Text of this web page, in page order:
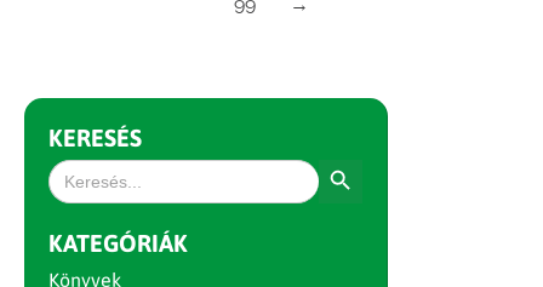
99
→
KERESÉS
Search
for:
KATEGÓRIÁK
Könyvek